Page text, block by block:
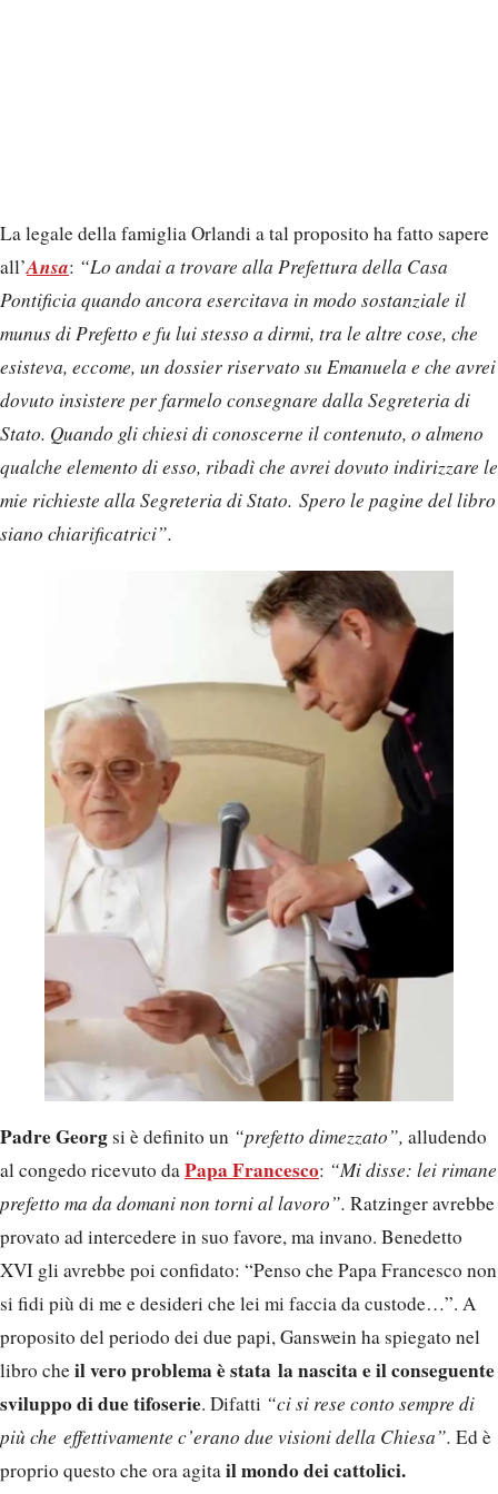
La legale della famiglia Orlandi a tal proposito ha fatto sapere
all’Ansa: “Lo andai a trovare alla Prefettura della Casa
Pontificia quando ancora esercitava in modo sostanziale il
munus di Prefetto e fu lui stesso a dirmi, tra le altre cose, che
esisteva, eccome, un dossier riservato su Emanuela e che avrei
dovuto insistere per farmelo consegnare dalla Segreteria di
Stato. Quando gli chiesi di conoscerne il contenuto, o almeno
qualche elemento di esso, ribadì che avrei dovuto indirizzare le
mie richieste alla Segreteria di Stato. Spero le pagine del libro
siano chiarificatrici”.
Padre Georgsi è definito un “prefetto dimezzato”, alludendo
al congedo ricevuto daPapa Francesco: “Mi disse: lei rimane
prefetto ma da domani non torni al lavoro”. Ratzinger avrebbe
provato ad intercedere in suo favore, ma invano. Benedetto
XVI gli avrebbe poi confidato: “Penso che Papa Francesco non
si fidi più di me e desideri che lei mi faccia da custode…”. A
proposito del periodo dei due papi, Ganswein ha spiegato nel
libro cheil vero problema è stata la nascita e il conseguente
sviluppo di due tifoserie. Difatti “ci si rese conto sempre di
più che effettivamente c’erano due visioni della Chiesa”. Ed è
proprio questo che ora agitail mondo dei cattolici.